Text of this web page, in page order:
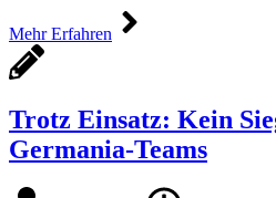
Mehr Erfahren
Trotz Einsatz: Kein
Germania-Teams